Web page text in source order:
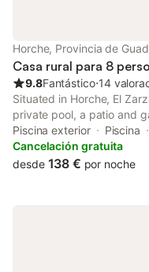
Horche, Provincia de
Casa rural para 8
9.8Fantástico⋅14
Situated in Horche, El
private pool, a patio and
access to a terrace, table
WiFi.
Piscina exterior Piscina
Cancelación gratuita
desde 138 € por noche